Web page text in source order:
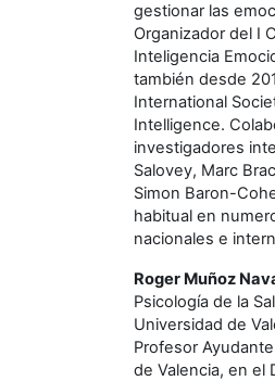
gestionar las
Organizador del I
Inteligencia
también desde
International
Intelligence.
investigadores
Salovey, Marc
Simon Baron-
habitual en
nacionales e
Roger Muñoz
Psicología de la
Universidad de
Profesor
de Valencia, en el